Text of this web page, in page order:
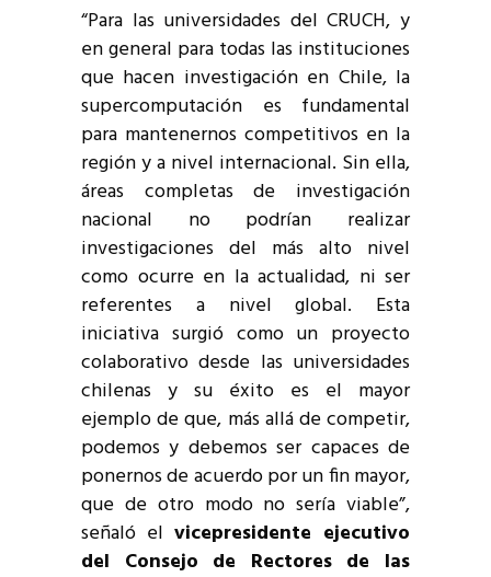
“Para las universidades del CRUCH, y
en general para todas las instituciones
que hacen investigación en Chile, la
supercomputación es fundamental
para mantenernos competitivos en la
región y a nivel internacional. Sin ella,
áreas completas de investigación
nacional no podrían realizar
investigaciones del más alto nivel
como ocurre en la actualidad, ni ser
referentes a nivel global. Esta
iniciativa surgió como un proyecto
colaborativo desde las universidades
chilenas y su éxito es el mayor
ejemplo de que, más allá de competir,
podemos y debemos ser capaces de
ponernos de acuerdo por un fin mayor,
que de otro modo no sería viable”,
señaló el vicepresidente ejecutivo
del Consejo de Rectores de las